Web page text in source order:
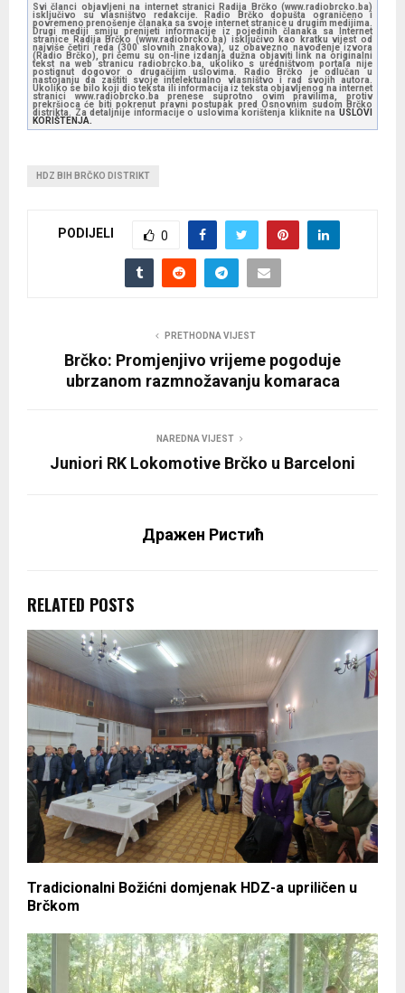
Svi članci objavljeni na internet stranici Radija Brčko (www.radiobrcko.ba)
isključivo su vlasništvo redakcije. Radio Brčko dopušta ograničeno i
povremeno prenošenje članaka sa svoje internet stranice u drugim medijima.
Drugi mediji smiju prenijeti informacije iz pojedinih članaka sa Internet
stranice Radija Brčko (www.radiobrcko.ba) isključivo kao kratku vijest od
najviše četiri reda (300 slovnih znakova), uz obavezno navođenje izvora
(Radio Brčko), pri čemu su on-line izdanja dužna objaviti link na originalni
tekst na web stranicu radiobrcko.ba, ukoliko s uredništvom portala nije
postignut dogovor o drugačijim uslovima. Radio Brčko je odlučan u
nastojanju da zaštiti svoje intelektualno vlasništvo i rad svojih autora.
Ukoliko se bilo koji dio teksta ili informacija iz teksta objavljenog na internet
stranici www.radiobrcko.ba prenese suprotno ovim pravilima, protiv
prekršioca će biti pokrenut pravni postupak pred Osnovnim sudom Brčko
distrikta. Za detaljnije informacije o uslovima korištenja kliknite na USLOVI
KORIŠTENJA.
HDZ BIH BRČKO DISTRIKT
PODIJELI 0
PRETHODNA VIJEST
Brčko: Promjenjivo vrijeme pogoduje
ubrzanom razmnožavanju komaraca
NAREDNA VIJEST
Juniori RK Lokomotive Brčko u Barceloni
Дражен Ристић
RELATED POSTS
Tradicionalni Božićni domjenak HDZ-a upriličen u
Brčkom